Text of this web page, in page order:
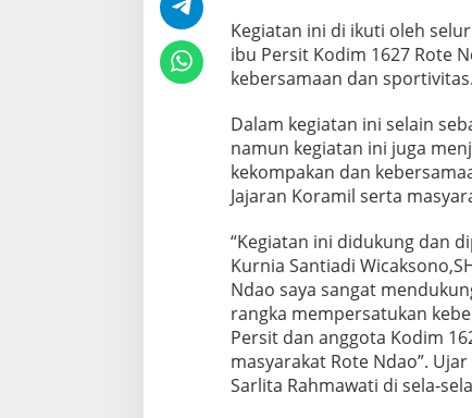
Kegiatan ini di ikuti oleh
ibu Persit Kodim 1627 Rote
kebersamaan dan sportivitas.
Dalam kegiatan ini selain
namun kegiatan ini juga
kekompakan dan
Jajaran Koramil serta
“Kegiatan ini didukung dan
Kurnia Santiadi
Ndao saya sangat
rangka mempersatukan
Persit dan anggota Kodim
masyarakat Rote Ndao”.
Sarlita Rahmawati di sela-